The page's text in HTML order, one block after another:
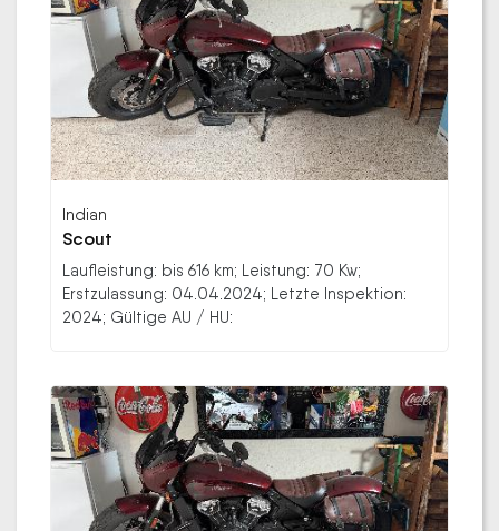
Indian
Scout
Laufleistung: bis 616 km; Leistung: 70 Kw;
Erstzulassung: 04.04.2024; Letzte Inspektion:
2024; Gültige AU / HU: